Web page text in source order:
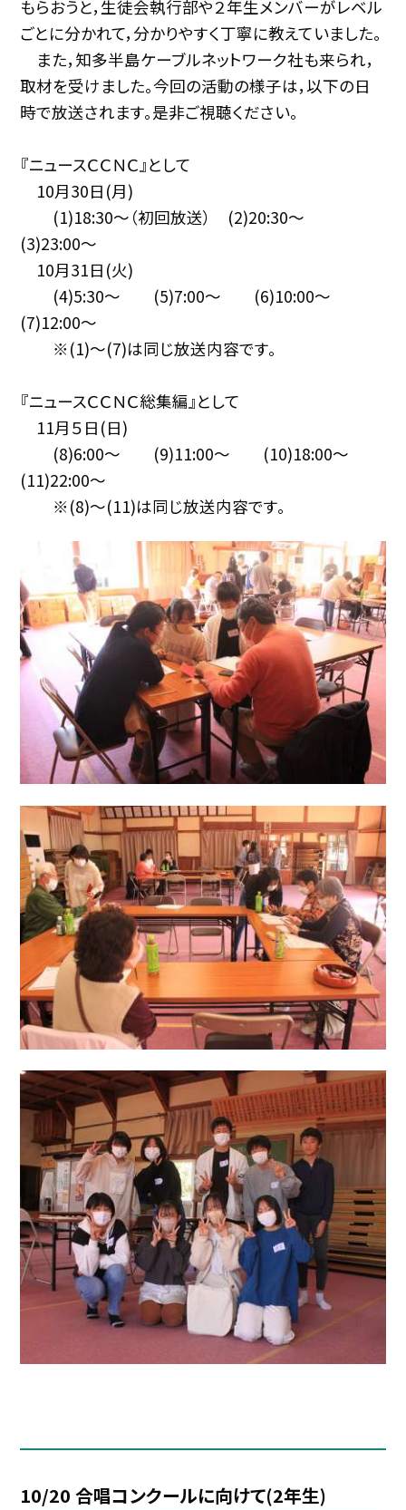
もらおうと，生徒会執行部や２年生メンバーがレベル
ごとに分かれて，分かりやすく丁寧に教えていました。
また，知多半島ケーブルネットワーク社も来られ，
取材を受けました。今回の活動の様子は，以下の日
時で放送されます。是非ご視聴ください。
『ニュースＣＣＮＣ』として
10月30日(月)
(1)18:30〜（初回放送） (2)20:30〜
(3)23:00〜
10月31日(火)
(4)5:30〜 (5)7:00〜 (6)10:00〜
(7)12:00〜
※(1)〜(7)は同じ放送内容です。
『ニュースＣＣＮＣ総集編』として
11月５日(日)
(8)6:00〜 (9)11:00〜 (10)18:00〜
(11)22:00〜
※(8)〜(11)は同じ放送内容です。
10/20 合唱コンクールに向けて(2年生)